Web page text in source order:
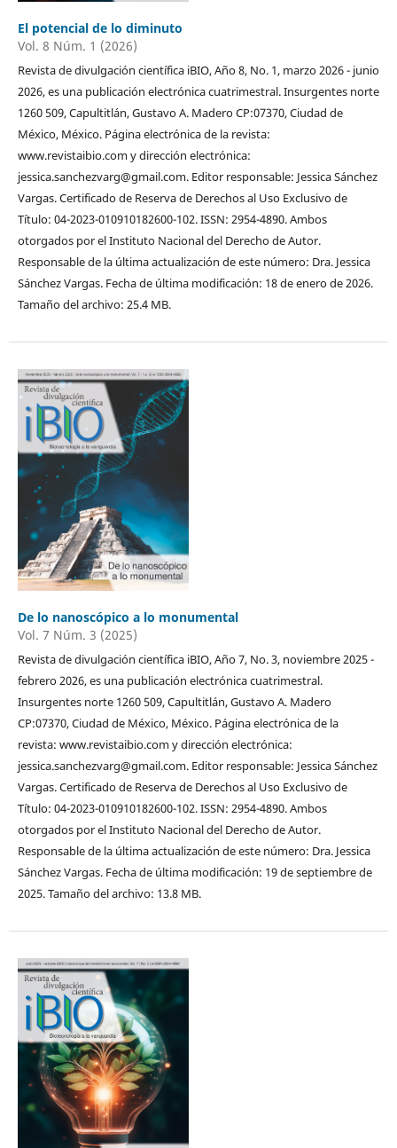
El potencial de lo diminuto
Vol. 8 Núm. 1 (2026)
Revista de divulgación científica iBIO, Año 8, No. 1, marzo 2026 - junio
2026, es una publicación electrónica cuatrimestral. Insurgentes norte
1260 509, Capultitlán, Gustavo A. Madero CP:07370, Ciudad de
México, México. Página electrónica de la revista:
www.revistaibio.com y dirección electrónica:
jessica.sanchezvarg@gmail.com. Editor responsable: Jessica Sánchez
Vargas. Certificado de Reserva de Derechos al Uso Exclusivo de
Título: 04-2023-010910182600-102. ISSN: 2954-4890. Ambos
otorgados por el Instituto Nacional del Derecho de Autor.
Responsable de la última actualización de este número: Dra. Jessica
Sánchez Vargas. Fecha de última modificación: 18 de enero de 2026.
Tamaño del archivo: 25.4 MB.
De lo nanoscópico a lo monumental
Vol. 7 Núm. 3 (2025)
Revista de divulgación científica iBIO, Año 7, No. 3, noviembre 2025 -
febrero 2026, es una publicación electrónica cuatrimestral.
Insurgentes norte 1260 509, Capultitlán, Gustavo A. Madero
CP:07370, Ciudad de México, México. Página electrónica de la
revista: www.revistaibio.com y dirección electrónica:
jessica.sanchezvarg@gmail.com. Editor responsable: Jessica Sánchez
Vargas. Certificado de Reserva de Derechos al Uso Exclusivo de
Título: 04-2023-010910182600-102. ISSN: 2954-4890. Ambos
otorgados por el Instituto Nacional del Derecho de Autor.
Responsable de la última actualización de este número: Dra. Jessica
Sánchez Vargas. Fecha de última modificación: 19 de septiembre de
2025. Tamaño del archivo: 13.8 MB.